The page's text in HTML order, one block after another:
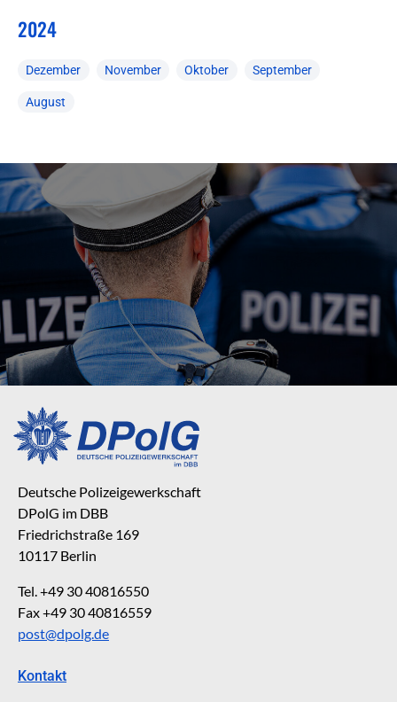
2024
Dezember November Oktober September
August
Deutsche Polizeigewerkschaft
DPolG im DBB
Friedrichstraße 169
10117 Berlin
Tel. +49 30 40816550
Fax +49 30 40816559
post@dpolg.de
Kontakt